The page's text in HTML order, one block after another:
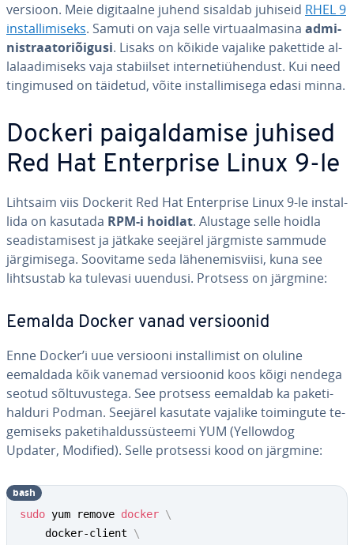
versioon. Meie di­gi­taalne juhend sisaldab juhiseid RHEL 9
ins­tal­li­miseks. Samuti on vaja selle vir­tuaal­ma­sina ad­mi­
nist­raa­to­ri­õi­gusi. Lisaks on kõikide vajalike pakettide al­
la­laa­di­miseks vaja sta­biil­set in­ter­ne­ti­ühen­dust. Kui need
tin­gi­mu­sed on täidetud, võite ins­tal­li­mi­sega edasi minna.
Dockeri pai­gal­da­mise juhised
Red Hat En­terprise Linux 9-le
Lihtsaim viis Dockerit Red Hat En­terprise Linux 9-le ins­tal­
lida on kasutada RPM-i hoidlat. Alustage selle hoidla
sea­dis­ta­mi­sest ja jätkake seejärel järgmiste sammude
jär­gi­mi­sega. Soovitame seda lä­he­ne­mis­viisi, kuna see
liht­sus­tab ka tulevasi uuendusi. Protsess on järgmine:
Eemalda Docker vanad ver­sioo­nid
Enne Docker’i uue versiooni ins­tal­li­mist on oluline
eemaldada kõik vanemad ver­sioo­nid koos kõigi nendega
seotud sõl­tu­vus­tega. See protsess eemaldab ka pa­ke­ti­
hal­duri Podman. Seejärel kasutate vajalike toi­min­gute te­
ge­miseks pa­ke­ti­hal­dus­süs­teemi YUM (Yellowdog
Updater, Modified). Selle protsessi kood on järgmine:
sudo yum remove docker \
    docker-client
\
bash